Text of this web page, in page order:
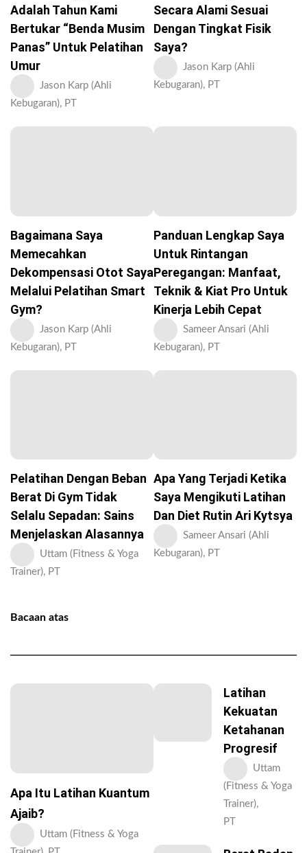
Adalah Tahun Kami
Bertukar “Benda Musim
Panas” Untuk Pelatihan
Umur
Jason Karp (Ahli
Kebugaran), PT
Secara Alami Sesuai
Dengan Tingkat Fisik
Saya?
Jason Karp (Ahli
Kebugaran), PT
Bagaimana Saya
Memecahkan
Dekompensasi Otot Saya
Melalui Pelatihan Smart
Gym?
Jason Karp (Ahli
Kebugaran), PT
Panduan Lengkap Saya
Untuk Rintangan
Peregangan: Manfaat,
Teknik & Kiat Pro Untuk
Kinerja Lebih Cepat
Sameer Ansari (Ahli
Kebugaran), PT
Pelatihan Dengan Beban
Berat Di Gym Tidak
Selalu Sepadan: Sains
Menjelaskan Alasannya
Uttam (Fitness & Yoga
Trainer), PT
Apa Yang Terjadi Ketika
Saya Mengikuti Latihan
Dan Diet Rutin Ari Kytsya
Sameer Ansari (Ahli
Kebugaran), PT
Bacaan atas
Apa Itu Latihan Kuantum
Ajaib?
Uttam (Fitness & Yoga
Latihan
Kekuatan
Ketahanan
Progresif
Uttam
(Fitness & Yoga
Trainer),
PT